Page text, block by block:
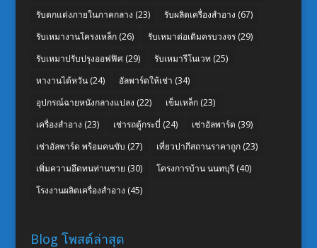
รับตกแต่งภายในภาคกลาง (23) รับผลิตเครื่องสำอาง (67)
รับเหมางานโครงเหล็ก(26) รับเหมาต่อเติมครบวงจร(29)
รับเหมาปรับปรุงออฟฟิศ(29) รับเหมารีโนเวท (25)
หางานไต้หวัน(24) อัลพาร์ดให้เช่า (34)
อุปกรณ์ฉายหนังกลางแปลง (22) เข็มเหล็ก(23)
เครื่องสำอาง (23) เช่ารถตู้กระบี่ (24) เช่าอัลพาร์ด (39)
เช่าอัลพาร์ด พร้อมคนขับ (27) เที่ยวปากีสถานราคาถูก(23)
เพิ่มความอึดทนท่านชาย (30) โครงการบ้าน นนทบุรี(40)
โรงงานผลิตเครื่องสำอาง (45)
Blog โพสต์ล่าสุด